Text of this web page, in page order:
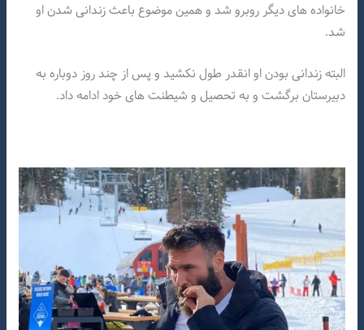
خانواده های دیگر روبرو شد و همین موضوع باعث زندانی شدن او
شد.
البته زندانی بودن او انقدر طول نکشید و پس از چند روز دوباره به
دبیرستان برگشت و به تحصیل و شیطنت های خود ادامه داد.